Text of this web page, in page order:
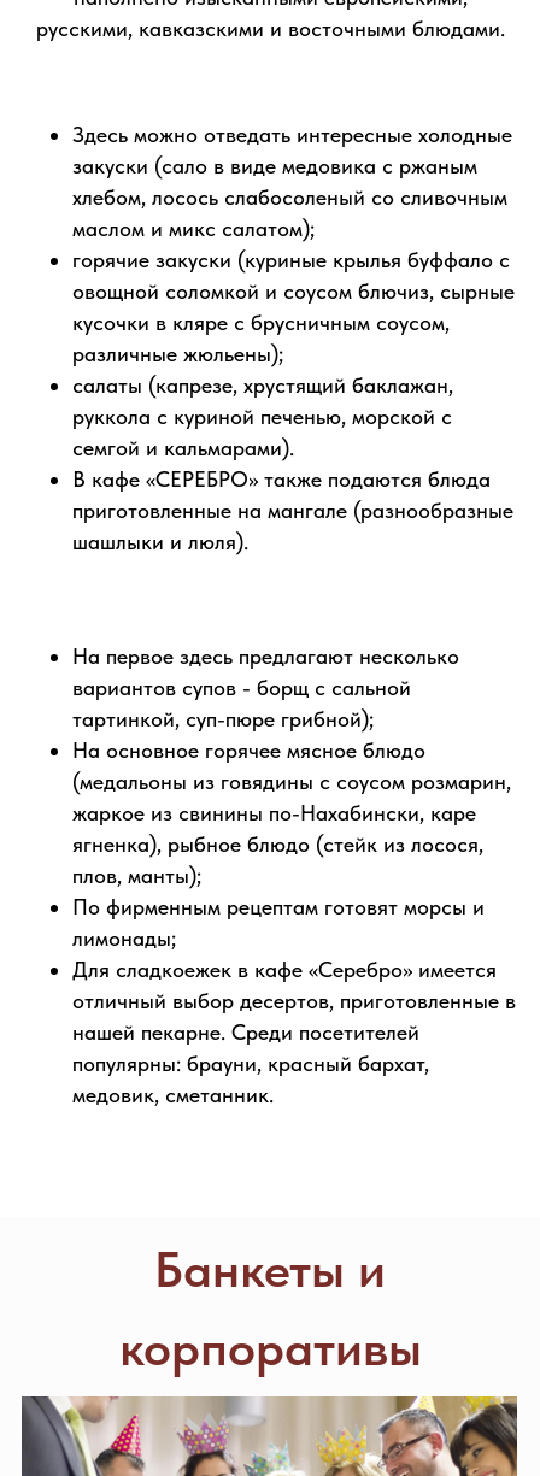
русскими, кавказскими и восточными блюдами.
Здесь можно отведать интересные холодные
закуски (сало в виде медовика с ржаным
хлебом, лосось слабосоленый со сливочным
маслом и микс салатом);
горячие закуски (куриные крылья буффало с
овощной соломкой и соусом блючиз, сырные
кусочки в кляре с брусничным соусом,
различные жюльены);
салаты (капрезе, хрустящий баклажан,
руккола с куриной печенью, морской с
семгой и кальмарами).
В кафе «СЕРЕБРО» также подаются блюда
приготовленные на мангале (разнообразные
шашлыки и люля).
На первое здесь предлагают несколько
вариантов супов - борщ с сальной
тартинкой, суп-пюре грибной);
На основное горячее мясное блюдо
(медальоны из говядины с соусом розмарин,
жаркое из свинины по-Нахабински, каре
ягненка), рыбное блюдо (стейк из лосося,
плов, манты);
По фирменным рецептам готовят морсы и
лимонады;
Для сладкоежек в кафе «Серебро» имеется
отличный выбор десертов, приготовленные в
нашей пекарне. Среди посетителей
популярны: брауни, красный бархат,
медовик, сметанник.
День победы
ПРАЗДНИЧНЫЕ
БЛЮДА
Основной зал
В кафе «СЕРЕБРО» три зала. Во
всех помещениях кафе доступен
WiFi.
Вы можете заказать проведение
мероприятий под ключ (включая
фотографа, диджея, фото- и видео-
съемку)
Основной зал (до 70 человек)
которые могут отдохнуть за
просмотром спортивных